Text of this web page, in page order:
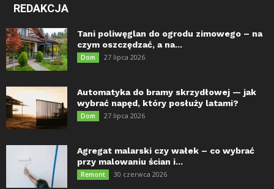
REDAKCJA
Tani poliwęglan do ogrodu zimowego – na
czym oszczędzać, a na...
Dom 27 lipca 2026
Automatyka do bramy skrzydłowej — jak
wybrać napęd, który posłuży latami?
Dom 27 lipca 2026
Agregat malarski czy wałek – co wybrać
przy malowaniu ścian i...
Remont 30 czerwca 2026